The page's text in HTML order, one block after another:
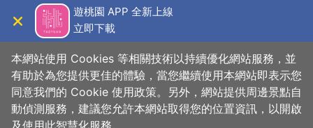
主
遊桃園 APP 全新上線
立即下載
首頁 > 想去的地方 > 美食、購物 > 楊梅四維商圈
楊梅四維商圈 周邊住宿
本網站使用 Cookies 等相關技術以持續優化網站服務，並
有助於為您提供更佳的體驗，當您繼續使用本網站即表示您
同意我們的 Cookie 使用政策。另外，網站提供周邊景點自
動偵測服務，建議您允許本網站取得您的位置資訊，以開啟
及使用此智慧化服務。